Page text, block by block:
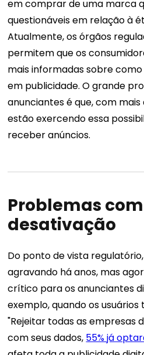
em comprar de uma marca
questionáveis ​​em relação à
Atualmente, os órgãos
permitem que os
mais informadas sobre como
em publicidade. O grande
anunciantes é que, com
estão exercendo essa
receber anúncios.
Problemas
desativação
Do ponto de vista
agravando há anos, mas
crítico para os anunciantes
exemplo, quando os
"Rejeitar todas as empresas
com seus dados, 55% já